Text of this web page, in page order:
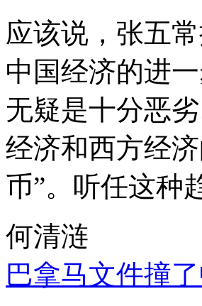
应该说，张五
中国经济的进
无疑是十分恶
经济和西方经
币”。听任这种
何清涟
巴拿马文件撞